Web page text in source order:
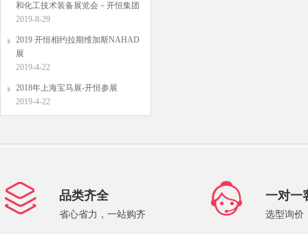
和化工技术装备展览会－开恒集团
2019-8-29
2019 开恒相约拉期维加斯NAHAD
展
2019-4-22
2018年上海宝马展-开恒参展
2019-4-22
品类齐全
省心省力，一站购齐
一对一
选型询价